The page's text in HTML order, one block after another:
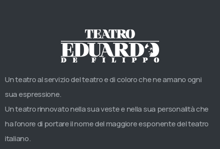
Un teatro al servizio del teatro e di coloro che ne amano ogni
sua espressione.
Un teatro rinnovato nella sua veste e nella sua personalità che
ha l’onore di portare il nome del maggiore esponente del teatro
italiano.